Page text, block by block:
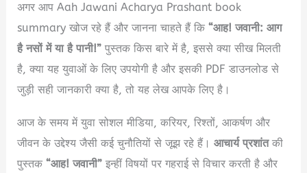
अगर आप Aah Jawani Acharya Prashant book
summary खोज रहे हैं और जानना चाहते हैं कि“आह! जवानी: आग
है नसों में या है पानी!” पुस्तक किस बारे में है, इससे क्या सीख मिलती
है, क्या यह युवाओं के लिए उपयोगी है और इसकी PDF डाउनलोड से
जुड़ी सही जानकारी क्या है, तो यह लेख आपके लिए है।
आज के समय में युवा सोशल मीडिया, करियर, रिश्तों, आकर्षण और
जीवन के उद्देश्य जैसी कई चुनौतियों से जूझ रहे हैं।आचार्य प्रशांतकी
पुस्तक“आह! जवानी” इन्हीं विषयों पर गहराई से विचार करती है और